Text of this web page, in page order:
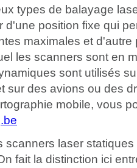
types de balayage
d'une position fixe qui
maximales et d'autre
les scanners sont en
sont utilisés
sur des avions ou des
mobile, vous
scanners laser
fait la distinction ici